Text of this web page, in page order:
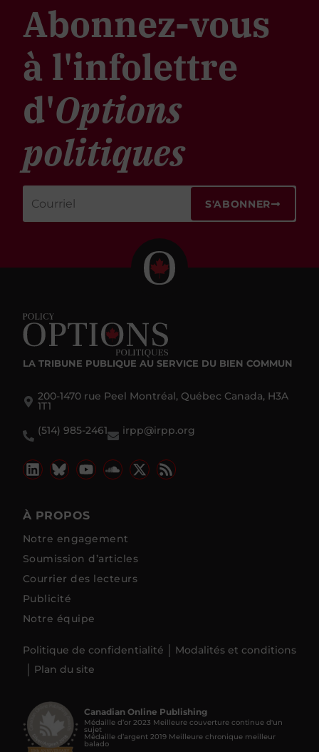
Abonnez-vous
à l'infolettre
d'Options
politiques
S'ABONNER
LA TRIBUNE PUBLIQUE AU SERVICE DU BIEN COMMUN
200-1470 rue Peel Montréal, Québec Canada, H3A
1T1
(514) 985-2461
irpp@irpp.org
À PROPOS
Notre engagement
Soumission d’articles
Courrier des lecteurs
Publicité
Notre équipe
Politique de confidentialité
Modalités et conditions
Plan du site
Canadian Online Publishing
Médaille d’or 2023 Meilleure couverture continue d'un
sujet
Médaille d’argent 2019 Meilleure chronique meilleur
balado